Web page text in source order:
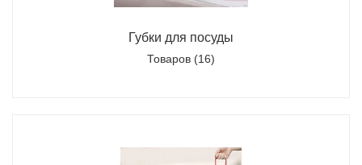
Губки для посуды
Товаров (16)